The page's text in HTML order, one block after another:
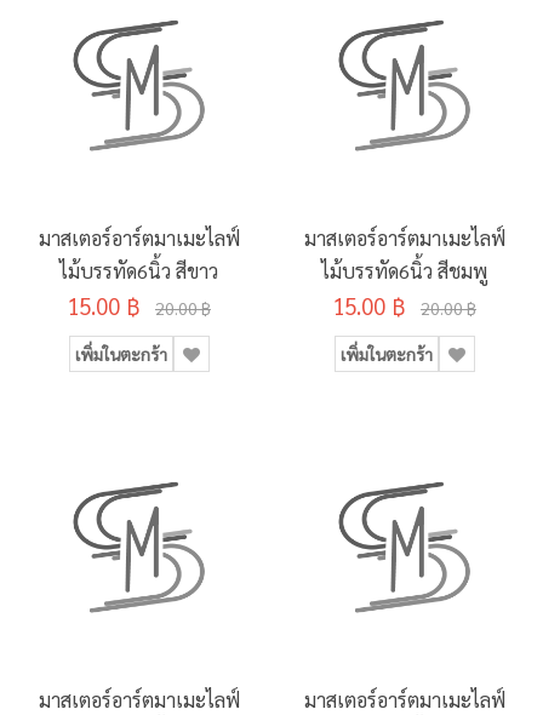
มาสเตอร์อาร์ตมาเมะไลฟ์
ไม้บรรทัด6นิ้ว สีขาว
15.00 ฿ 20.00 ฿
เพิ่มในตะกร้า
มาสเตอร์อาร์ตมาเมะไลฟ์
ไม้บรรทัด6นิ้ว สีชมพู
15.00 ฿ 20.00 ฿
เพิ่มในตะกร้า
มาสเตอร์อาร์ตมาเมะไลฟ์
มาสเตอร์อาร์ตมาเมะไลฟ์